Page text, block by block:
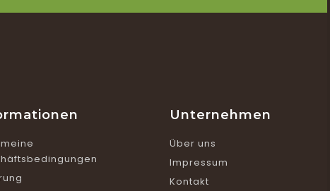
Unternehmen
Über uns
Impressum
Kontakt